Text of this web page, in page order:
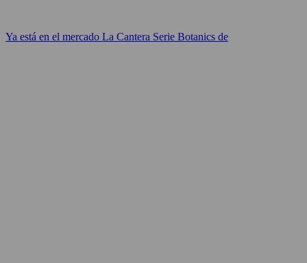
Ya está en el mercado La Cantera Serie Botanics de